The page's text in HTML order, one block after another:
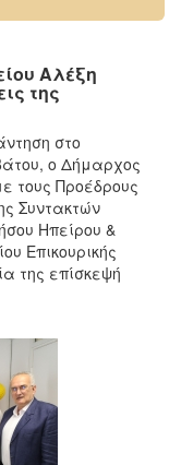
Αλέξη
της
στο
ο Δήμαρχος
τους Προέδρους
Συντακτών
Ηπείρου &
Επικουρικής
της επίσκεψή